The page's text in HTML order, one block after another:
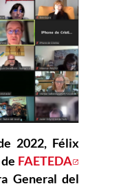
2022, Félix
FAETEDA
General del